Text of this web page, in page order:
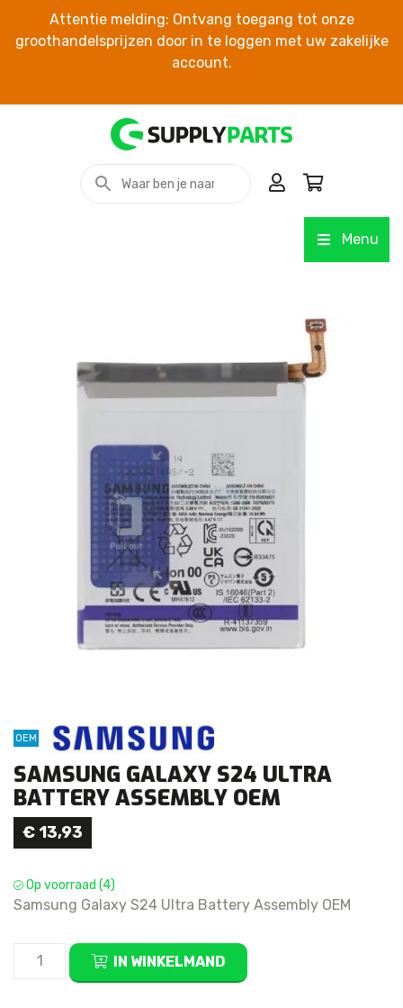
Attentie melding: Ontvang toegang tot onze
groothandelsprijzen door in te loggen met uw zakelijke
account.
Menu
OEM
SAMSUNG GALAXY S24 ULTRA
BATTERY ASSEMBLY OEM
€ 13,93
Op voorraad (4)
Samsung Galaxy S24 Ultra Battery Assembly OEM
Samsung
Galaxy
IN WINKELMAND